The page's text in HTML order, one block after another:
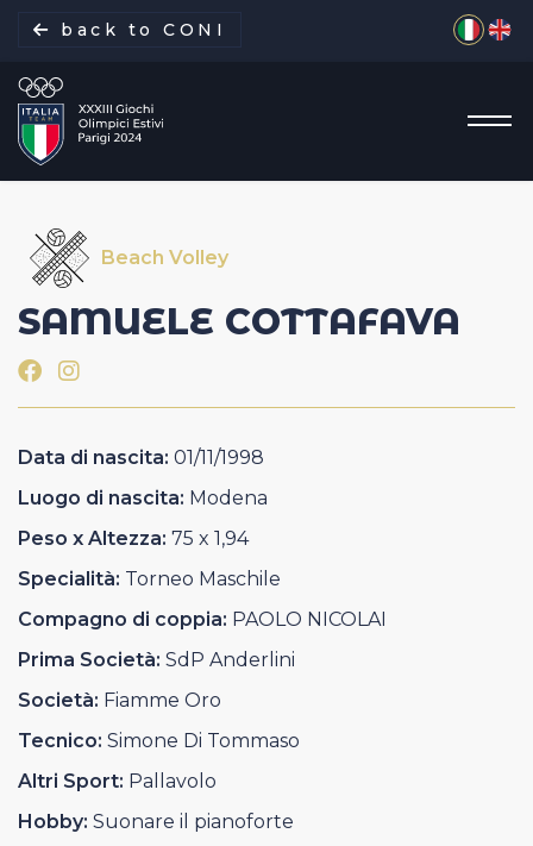
back to CONI
La missione
Italia Team
Discipline
Gare
Casa Italia
News
Media
Beach Volley
SAMUELE COTTAFAVA
Data di nascita: 01/11/1998
Luogo di nascita: Modena
Peso x Altezza: 75 x 1,94
Specialità: Torneo Maschile
Compagno di coppia: PAOLO NICOLAI
Prima Società: SdP Anderlini
Società: Fiamme Oro
Tecnico: Simone Di Tommaso
Altri Sport: Pallavolo
Hobby: Suonare il pianoforte